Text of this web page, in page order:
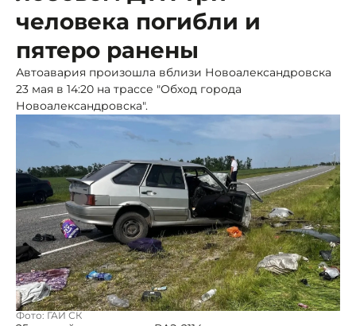
человека погибли и
пятеро ранены
Автоавария произошла вблизи Новоалександровска
23 мая в 14:20 на трассе "Обход города
Новоалександровска".
Фото: ГАИ СК